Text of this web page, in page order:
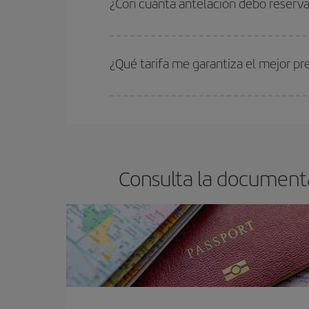
barato.
estén disponibles o se vayan agotando. Por eso,
¿Qué tarifa me garantiza el mejor
Consulta la